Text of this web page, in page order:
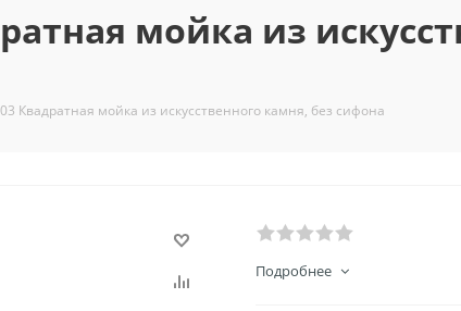
мойка из
Квадратная мойка из искусственного камня, без сифона
Подробнее